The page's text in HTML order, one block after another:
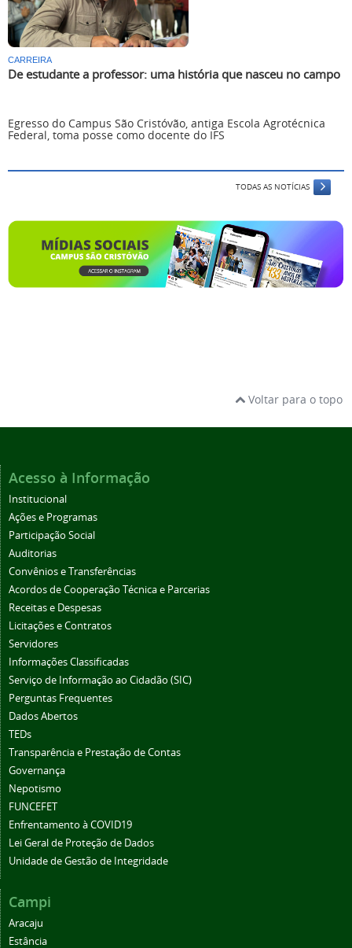
CARREIRA
De estudante a professor: uma história que nasceu no campo
Egresso do Campus São Cristóvão, antiga Escola Agrotécnica
Federal, toma posse como docente do IFS
TODAS AS NOTÍCIAS
Voltar para o topo
Acesso à Informação
Institucional
Ações e Programas
Participação Social
Auditorias
Convênios e Transferências
Acordos de Cooperação Técnica e Parcerias
Receitas e Despesas
Licitações e Contratos
Servidores
Informações Classificadas
Serviço de Informação ao Cidadão (SIC)
Perguntas Frequentes
Dados Abertos
TEDs
Transparência e Prestação de Contas
Governança
Nepotismo
FUNCEFET
Enfrentamento à COVID19
Lei Geral de Proteção de Dados
Unidade de Gestão de Integridade
Campi
Aracaju
Estância